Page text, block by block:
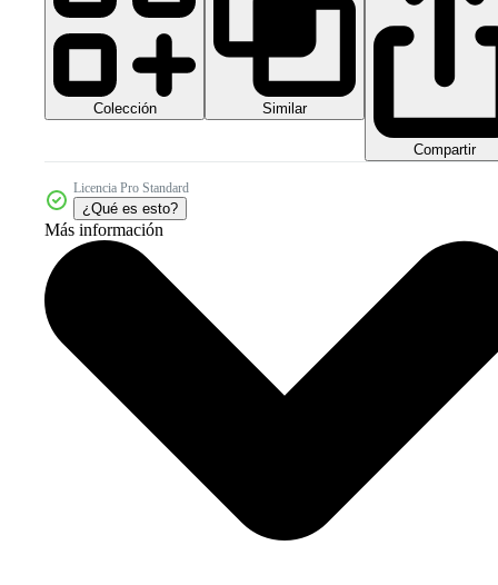
Colección Similar
Compartir
Licencia Pro Standard
¿Qué es esto?
Más información